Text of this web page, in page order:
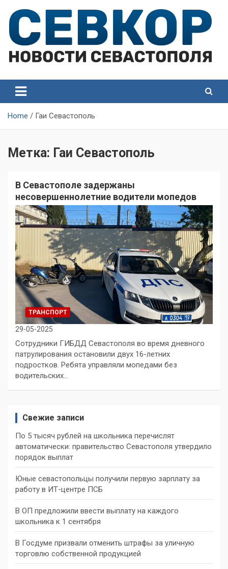
content
Севастополя
Севастополя
Home Гаи Севастополь
Метка: Гаи Севастополь
В Севастополе задержаны
несовершеннолетние водители мопедов
ТРАНСПОРТ
29-05-2025
Сотрудники ГИБДД Севастополя во время дневного
патрулирования остановили двух 16-летних
подростков. Ребята управляли мопедами без
водительских…
Свежие записи
По 5 тысяч рублей на школьника перечислят
автоматически: правительство Севастополя утвердило
порядок выплат
Юные севастопольцы получили первую зарплату за
работу в ИТ-центре ПСБ
В ОП предложили ввести выплату на каждого
школьника к 1 сентября
В Госдуме призвали отменить штрафы за уличную
торговлю собственной продукцией